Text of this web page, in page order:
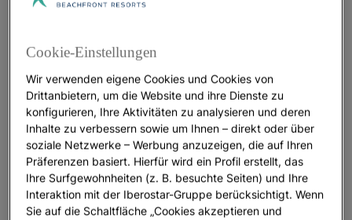
Unweit der StadtOcho Ríos
seiner Schönheit in den Bann zieht.Der Dunn River
bahnt sich kraftvoll seinen Weg durch den Wald
fließt in seinem eigenen Rhythmus über Terrassen
und bildet kleine Becken, wo immer er eine
Vertiefung findet. Es fällt schwer, sich von diesem
Naturschauspiel loszureißen. Wer den
Abenteurergeist in sich trägt, sollte die Gelegenheit
nutzen, ins Wasser zu springen unddie Wasserfälle
Cookie-Einstellungen
Wir verwenden eigene Cookies und Cookies von
Drittanbietern, um die Website und ihre Dienste zu
konfigurieren, Ihre Aktivitäten zu analysieren und deren
Inhalte zu verbessern sowie um Ihnen – direkt oder über
soziale Netzwerke – Werbung anzuzeigen, die auf Ihren
Präferenzen basiert. Hierfür wird ein Profil erstellt, das
Ihre Surfgewohnheiten (z. B. besuchte Seiten) und Ihre
Interaktion mit der Iberostar-Gruppe berücksichtigt. Wenn
Sie auf die Schaltfläche „Cookies akzeptieren und